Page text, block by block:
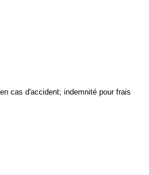
cas d'accident; indemnité pour frais